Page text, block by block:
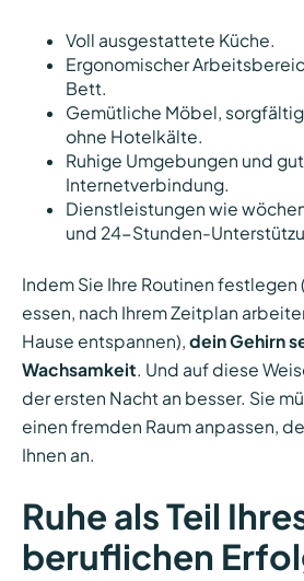
Voll ausgestattete Küche.
Ergonomischer
Bett.
Gemütliche Möbel,
ohne Hotelkälte.
Ruhige Umgebungen und
Internetverbindung.
Dienstleistungen wie
und 24-Stunden-
Indem Sie Ihre Routinen
essen, nach Ihrem Zeitplan
Hause entspannen), dein Gehirn
Wachsamkeit. Und auf diese
der ersten Nacht an besser. Sie
einen fremden Raum anpassen,
Ihnen an.
Ruhe als Teil
beruflichen